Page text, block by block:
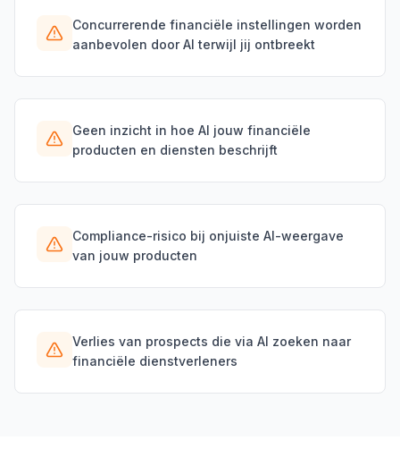
Concurrerende financiële instellingen worden
aanbevolen door AI terwijl jij ontbreekt
Geen inzicht in hoe AI jouw financiële
producten en diensten beschrijft
Compliance-risico bij onjuiste AI-weergave
van jouw producten
Verlies van prospects die via AI zoeken naar
financiële dienstverleners